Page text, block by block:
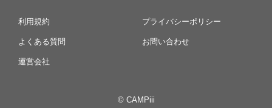
利用規約 プライバシーポリシー
よくある質問 お問い合わせ
運営会社
© CAMPiii